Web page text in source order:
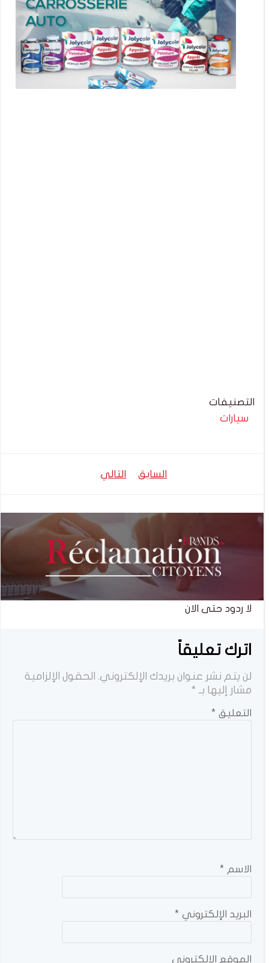
التصنيفات
سيارات
السابق
تصفّح
التالي
لا ردود حتى الان
اترك تعليقاً
لن يتم نشر عنوان بريدك الإلكتروني. الحقول الإلزامية
مشار إليها بـ *
التعليق *
الاسم *
البريد الإلكتروني *
الموقع الإلكتروني